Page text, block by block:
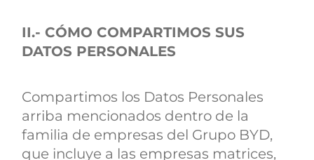
II.- CÓMO COMPARTIMOS SUS
DATOS PERSONALES
Compartimos los Datos Personales
arriba mencionados dentro de la
familia de empresas del Grupo BYD,
que incluye a las empresas matrices,